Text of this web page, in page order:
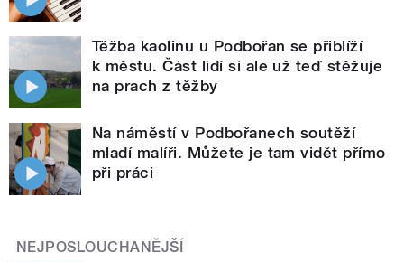
Těžba kaolinu u Podbořan se přiblíží
k městu. Část lidí si ale už teď stěžuje
na prach z těžby
Na náměstí v Podbořanech soutěží
mladí malíři. Můžete je tam vidět přímo
při práci
NEJPOSLOUCHANĚJŠÍ